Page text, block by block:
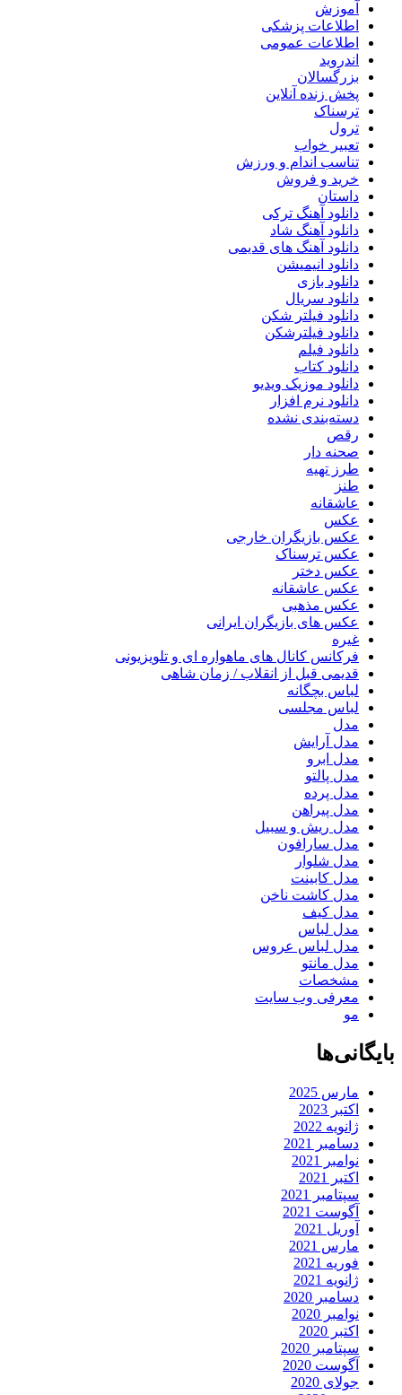
آموزش
اطلاعات پزشکی
اطلاعات عمومی
اندروید
بزرگسالان
پخش زنده آنلاین
ترسناک
ترول
تعبیر خواب
تناسب اندام و ورزش
خرید و فروش
داستان
دانلود آهنگ ترکی
دانلود آهنگ شاد
دانلود آهنگ های قدیمی
دانلود انیمیشن
دانلود بازی
دانلود سریال
دانلود فیلتر شکن
دانلود فیلترشکن
دانلود فیلم
دانلود کتاب
دانلود موزیک ویدیو
دانلود نرم افزار
دسته‌بندی نشده
رقص
صحنه دار
طرز تهیه
طنز
عاشقانه
عکس
عکس بازیگران خارجی
عکس ترسناک
عکس دختر
عکس عاشقانه
عکس مذهبی
عکس های بازیگران ایرانی
غیره
فرکانس کانال های ماهواره ای و تلویزیونی
قدیمی قبل از انقلاب / زمان شاهی
لباس بچگانه
لباس مجلسی
مدل
مدل آرایش
مدل ابرو
مدل پالتو
مدل پرده
مدل پیراهن
مدل ریش و سبیل
مدل سارافون
مدل شلوار
مدل کابینت
مدل کاشت ناخن
مدل کیف
مدل لباس
مدل لباس عروس
مدل مانتو
مشخصات
معرفی وب سایت
مو
بایگانی‌ها
مارس 2025
اکتبر 2023
ژانویه 2022
دسامبر 2021
نوامبر 2021
اکتبر 2021
سپتامبر 2021
آگوست 2021
آوریل 2021
مارس 2021
فوریه 2021
ژانویه 2021
دسامبر 2020
نوامبر 2020
اکتبر 2020
سپتامبر 2020
آگوست 2020
جولای 2020